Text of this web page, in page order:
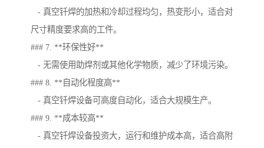
- 真空钎焊的加热和冷却过程均匀，热变形小，适合对
尺寸精度要求高的工件。
### 7. **环保性好**
- 无需使用助焊剂或其他化学物质，减少了环境污染。
### 8. **自动化程度高**
- 真空钎焊设备可高度自动化，适合大规模生产。
### 9. **成本较高**
- 真空钎焊设备投资大，运行和维护成本高，适合高附